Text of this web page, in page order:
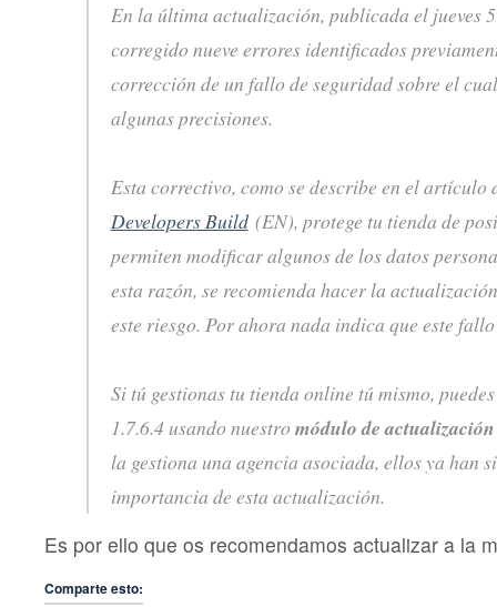
En la última actualización, publicada el jueves
corregido nueve errores identificados
corrección de un fallo de seguridad sobre el
algunas precisiones.
Esta correctivo, como se describe en el artículo
Developers Build(EN), protege tu tienda de
permiten modificar algunos de los datos
esta razón, se recomienda hacer la
este riesgo. Por ahora nada indica que este
Si tú gestionas tu tienda online tú mismo,
1.7.6.4 usando nuestro módulo de
la gestiona una agencia asociada, ellos ya han
importancia de esta actualización.
Es por ello que os recomendamos actualizar a la
Comparte esto: